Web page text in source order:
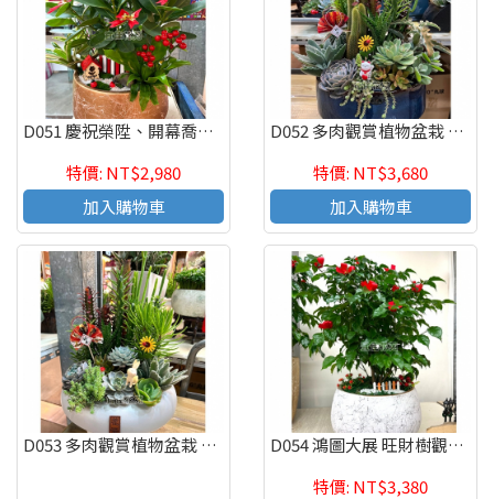
D051 慶祝榮陞、開幕喬遷、參展成功、招財進寶盆栽
特價: NT$2,980
加入購物車
D052 多肉觀賞植物盆栽 辦公室療癒紓壓盆栽 觀葉盆栽
特價: NT$3,680
加入購物車
D053 多肉觀賞植物盆栽 辦公室療癒紓壓盆栽 觀葉盆栽
D054 鴻圖大展 旺財樹觀葉植物組合盆栽 桌上組合盆
特價: NT$3,380